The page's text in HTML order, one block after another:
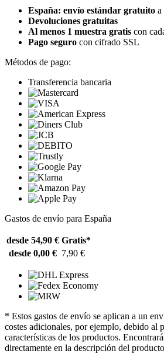
España: envío estándar gratuito a
Devoluciones gratuitas
Al menos 1 muestra gratis con
Pago seguro con cifrado SSL
Métodos de pago:
Transferencia bancaria
Gastos de envío para España
desde 54,90 € Gratis*
desde 0,00 € 7,90 €
* Estos gastos de envío se aplican a un
costes adicionales, por ejemplo, debido al
características de los productos.
directamente en la descripción del